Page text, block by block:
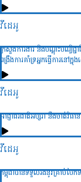
វីដេអូ
ក្រសួងការងារ និងបណ្ដុះបណ្វិជ្
ពង្រឹងការគាំទ្រអ្នកធ្វើការនៅក្នុង
វីដេអូ
អាជ្ញាធរជាតិអប្សរា នឹងចាត់
វីដេអូ
កម្ពុជាបានទទួលរងនូវគ្រាប់ប